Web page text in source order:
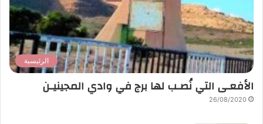
الرئيسية
الأفعـى التي نُصـب لها برج في وادي المجينيـن
26/08/2020